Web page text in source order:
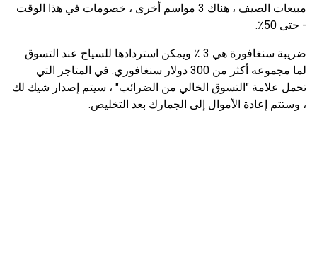
مبيعات الصيف ، هناك 3 مواسم أخرى ، خصومات في هذا الوقت
- حتى 50٪.
ضريبة سنغافورة هي 3 ٪ ويمكن استردادها للسياح عند التسوق
لما مجموعه أكثر من 300 دولار سنغافوري. في المتاجر التي
تحمل علامة "التسوق الخالي من الضرائب" ، سيتم إصدار شيك لك
، وستتم إعادة الأموال إلى الجمارك بعد التخليص.